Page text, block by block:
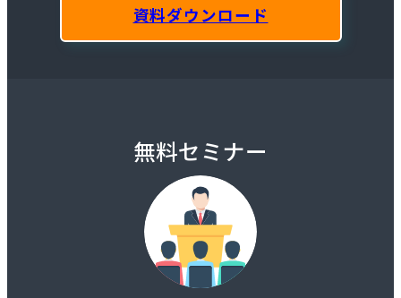
資料ダウンロード
無料セミナー